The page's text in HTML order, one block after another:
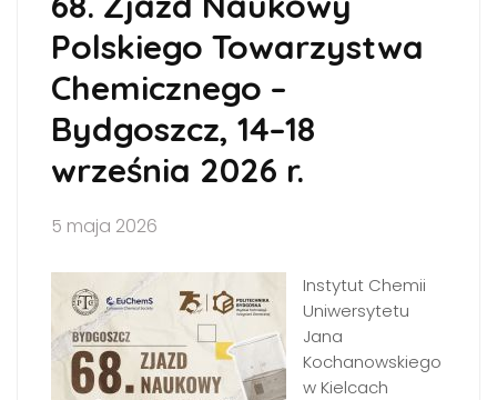
Polskiego Towarzystwa
Chemicznego –
Bydgoszcz, 14–18
września 2026 r.
5 maja 2026
Instytut Chemii
Uniwersytetu
Jana
Kochanowskiego
w Kielcach